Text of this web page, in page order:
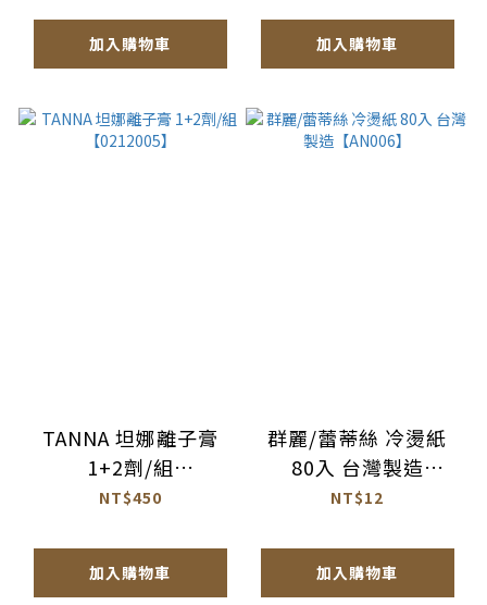
加入購物車 加入購物車
TANNA 坦娜離子膏
1+2劑/組
【0212005】
NT$450
加入購物車
群麗/蕾蒂絲 冷燙紙
80入 台灣製造
【AN006】
NT$12
加入購物車